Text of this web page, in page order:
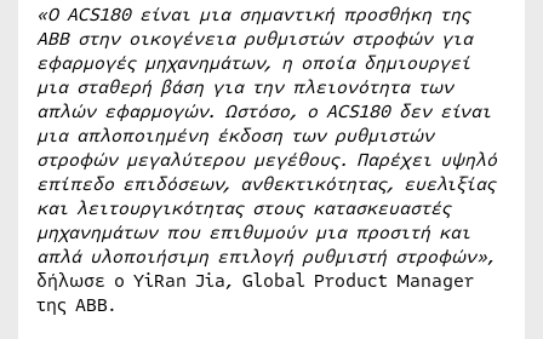
«Ο ACS180 είναι μια σημαντική προσθήκη της
ΑΒΒ στην οικογένεια ρυθμιστών στροφών για
εφαρμογές μηχανημάτων, η οποία δημιουργεί
μια σταθερή βάση για την πλειονότητα των
απλών εφαρμογών. Ωστόσο, ο ACS180 δεν είναι
μια απλοποιημένη έκδοση των ρυθμιστών
στροφών μεγαλύτερου μεγέθους. Παρέχει υψηλό
επίπεδο επιδόσεων, ανθεκτικότητας, ευελιξίας
και λειτουργικότητας στους κατασκευαστές
μηχανημάτων που επιθυμούν μια προσιτή και
απλά υλοποιήσιμη επιλογή ρυθμιστή στροφών»,
δήλωσε ο YiRan Jia, Global Product Manager
της ABB.